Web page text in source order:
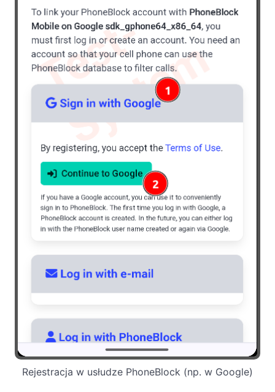
Rejestracja w usłudze PhoneBlock (np. w Google)